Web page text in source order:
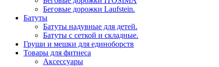
Беговые дорожки Laufstein.
Батуты
Батуты надувные для детей.
Батуты с сеткой и складные.
Груши и мешки для единоборств
Товары для фитнеса
Aксессуары